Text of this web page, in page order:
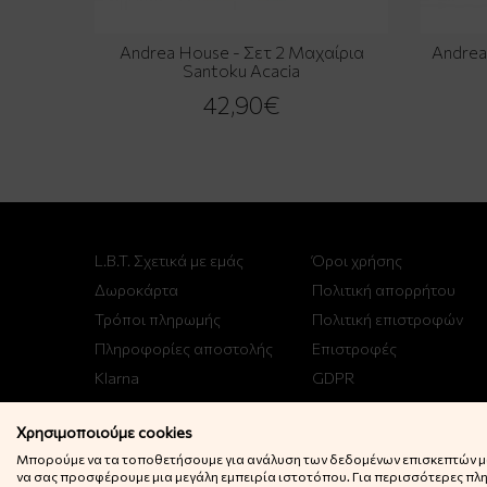
Andrea House - Σετ 2 Μαχαίρια
Santoku Acacia
42,90€
L.B.T. Σχετικά με εμάς
Δωροκάρτα
Τρόποι πληρωμής
Πληροφορίες αποστολής
Klarna
Όροι χρήσης
Πολιτική απορρήτου
Πολιτική επιστροφών
Επιστροφές
GDPR
Χρησιμοποιούμε cookies
Μπορούμε να τα τοποθετήσουμε για ανάλυση των δεδομένων επισκεπτών
να σας προσφέρουμε μια μεγάλη εμπειρία ιστοτόπου. Για περισσότερες